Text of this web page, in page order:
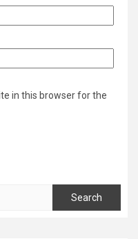
in this browser for the